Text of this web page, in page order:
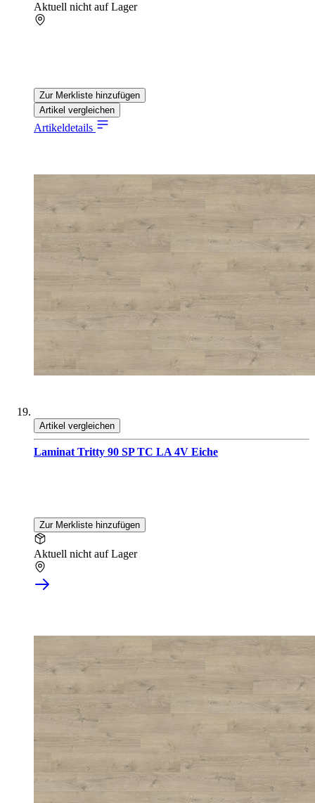
Aktuell nicht auf Lager
Zur Merkliste hinzufügen
Artikel vergleichen
Artikeldetails
Artikel vergleichen
Laminat Tritty 90 SP TC LA 4V Eiche
Zur Merkliste hinzufügen
Aktuell nicht auf Lager